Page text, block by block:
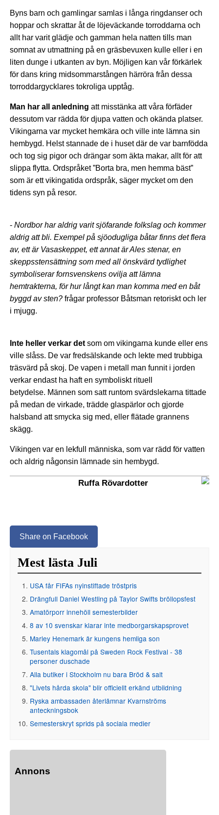
Byns barn och gamlingar samlas i långa ringdanser och
hoppar och skrattar åt de löjeväckande torroddarna och
allt har varit glädje och gamman hela natten tills man
somnat av utmattning på en gräsbevuxen kulle eller i en
liten dunge i utkanten av byn. Möjligen kan vår förkärlek
för dans kring midsommarstången härröra från dessa
torroddargycklares tokroliga upptåg.
Man har all anledning att misstänka att våra förfäder
dessutom var rädda för djupa vatten och okända platser.
Vikingarna var mycket hemkära och ville inte lämna sin
hembygd. Helst stannade de i huset där de var barnfödda
och tog sig pigor och drängar som äkta makar, allt för att
slippa flytta. Ordspråket ”Borta bra, men hemma bäst”
som är ett vikingatida ordspråk, säger mycket om den
tidens syn på resor.
- Nordbor har aldrig varit sjöfarande folkslag och kommer
aldrig att bli. Exempel på sjöodugliga båtar finns det flera
av, ett är Vasaskeppet, ett annat är Ales stenar, en
skeppsstensättning som med all önskvärd tydlighet
symboliserar fornsvenskens ovilja att lämna
hemtrakterna, för hur långt kan man komma med en båt
byggd av sten? frågar professor Båtsman retoriskt och ler
i mjugg.
Inte heller verkar det som om vikingarna kunde eller ens
ville slåss. De var fredsälskande och lekte med trubbiga
träsvärd på skoj. De vapen i metall man funnit i jorden
verkar endast ha haft en symboliskt rituell
betydelse. Männen som satt runtom svärdslekarna tittade
på medan de virkade, trädde glaspärlor och gjorde
halsband att smycka sig med, eller flätade grannens
skägg.
Vikingen var en lekfull människa, som var rädd för vatten
och aldrig någonsin lämnade sin hembygd.
Ruffa Rövardotter
Share on Facebook
Mest lästa Juli
USA får FIFAs nyinstiftade tröstpris
Drängfull Daniel Westling på Taylor Swifts bröllopsfest
Amatörporr innehöll semesterbilder
8 av 10 svenskar klarar inte medborgarskapsprovet
Marley Henemark är kungens hemliga son
Tusentals klagomål på Sweden Rock Festival - 38
personer duschade
Alla butiker i Stockholm nu bara Bröd & salt
"Livets hårda skola" blir officiellt erkänd utbildning
Ryska ambassaden återlämnar Kvarnströms
anteckningsbok
Semesterskryt sprids på sociala medier
Annons